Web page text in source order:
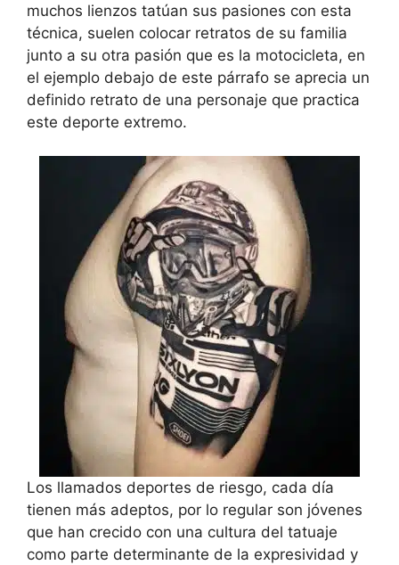
muchos lienzos tatúan sus pasiones con esta
técnica, suelen colocar retratos de su familia
junto a su otra pasión que es la motocicleta, en
el ejemplo debajo de este párrafo se aprecia un
definido retrato de una personaje que practica
este deporte extremo.
Los llamados deportes de riesgo, cada día
tienen más adeptos, por lo regular son jóvenes
que han crecido con una cultura del tatuaje
como parte determinante de la expresividad y